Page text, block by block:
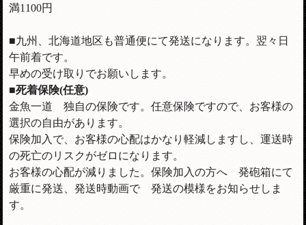
満1100円
■九州、北海道地区も普通便にて発送になります。翌々日
午前着です。
早めの受け取りでお願いします。
■死着保険(任意)
金魚一道 独自の保険です。任意保険ですので、お客様の
選択の自由があります。
保険加入で、お客様の心配はかなり軽減しますし、運送時
の死亡のリスクがゼロになります。
お客様の心配が減りました。保険加入の方へ 発砲箱にて
厳重に発送、発送時動画で 発送の模様をお知らせしま
す。